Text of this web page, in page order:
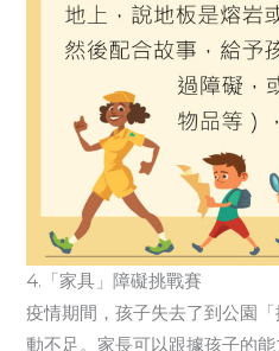
4.「家具」障礙挑戰賽
疫情期間，孩子失去了到公園
動不足。家長可以跟據孩子的